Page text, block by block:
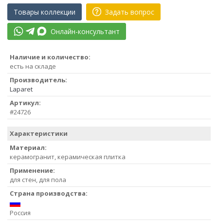
Товары коллекции Задать вопрос
Онлайн-консультант
Наличие и количество:
есть на складе
Производитель:
Laparet
Артикул:
#24726
Характеристики
Материал:
керамогранит, керамическая плитка
Применение:
для стен, для пола
Страна производства:
Россия